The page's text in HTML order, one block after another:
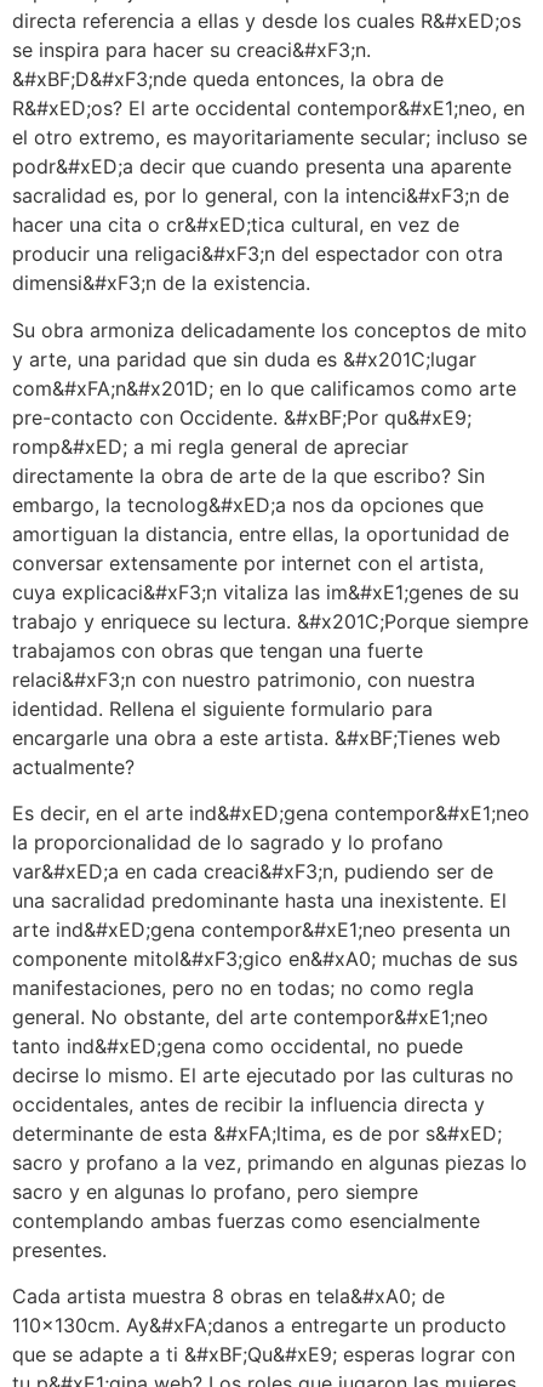
directa referencia a ellas y desde los cuales R&#xED;os
se inspira para hacer su creaci&#xF3;n.
&#xBF;D&#xF3;nde queda entonces, la obra de
R&#xED;os? El arte occidental contempor&#xE1;neo, en
el otro extremo, es mayoritariamente secular; incluso se
podr&#xED;a decir que cuando presenta una aparente
sacralidad es, por lo general, con la intenci&#xF3;n de
hacer una cita o cr&#xED;tica cultural, en vez de
producir una religaci&#xF3;n del espectador con otra
dimensi&#xF3;n de la existencia.
Su obra armoniza delicadamente los conceptos de mito
y arte, una paridad que sin duda es &#x201C;lugar
com&#xFA;n&#x201D; en lo que calificamos como arte
pre-contacto con Occidente. &#xBF;Por qu&#xE9;
romp&#xED; a mi regla general de apreciar
directamente la obra de arte de la que escribo? Sin
embargo, la tecnolog&#xED;a nos da opciones que
amortiguan la distancia, entre ellas, la oportunidad de
conversar extensamente por internet con el artista,
cuya explicaci&#xF3;n vitaliza las im&#xE1;genes de su
trabajo y enriquece su lectura. &#x201C;Porque siempre
trabajamos con obras que tengan una fuerte
relaci&#xF3;n con nuestro patrimonio, con nuestra
identidad. Rellena el siguiente formulario para
encargarle una obra a este artista. &#xBF;Tienes web
actualmente?
Es decir, en el arte ind&#xED;gena contempor&#xE1;neo
la proporcionalidad de lo sagrado y lo profano
var&#xED;a en cada creaci&#xF3;n, pudiendo ser de
una sacralidad predominante hasta una inexistente. El
arte ind&#xED;gena contempor&#xE1;neo presenta un
componente mitol&#xF3;gico en&#xA0; muchas de sus
manifestaciones, pero no en todas; no como regla
general. No obstante, del arte contempor&#xE1;neo
tanto ind&#xED;gena como occidental, no puede
decirse lo mismo. El arte ejecutado por las culturas no
occidentales, antes de recibir la influencia directa y
determinante de esta &#xFA;ltima, es de por s&#xED;
sacro y profano a la vez, primando en algunas piezas lo
sacro y en algunas lo profano, pero siempre
contemplando ambas fuerzas como esencialmente
presentes.
Cada artista muestra 8 obras en tela&#xA0; de
110x130cm. Ay&#xFA;danos a entregarte un producto
que se adapte a ti &#xBF;Qu&#xE9; esperas lograr con